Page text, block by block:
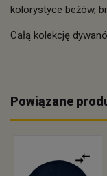
kolorystyce beżów,
Całą kolekcję
Powiązane